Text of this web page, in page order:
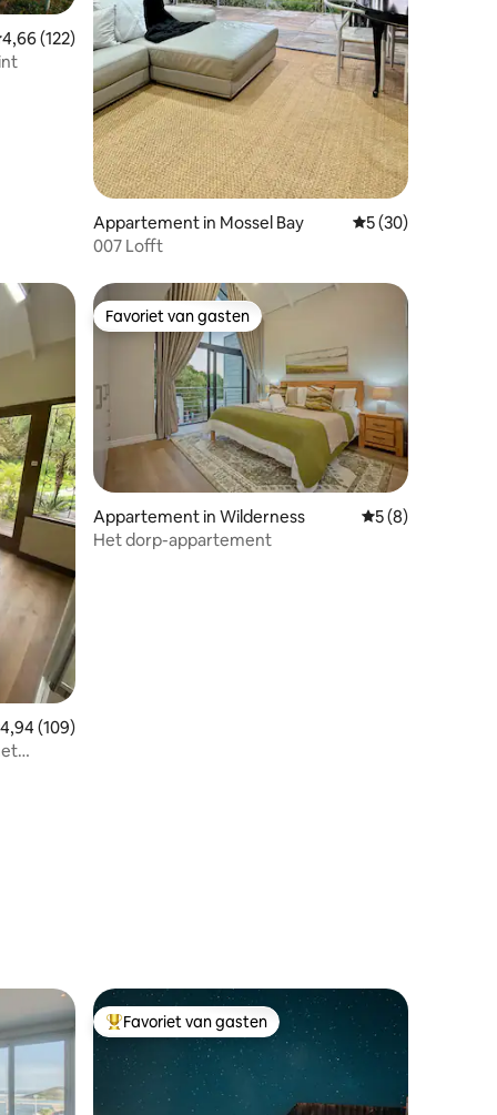
beoordeling van 4,66 uit 5, 122 recensies
4,66 (122)
Appartement in Mossel Bay Gemiddelde
5 (30)
007 Lofft
beoordeling van 4,94 uit 5, 109 recensies
4,94 (109)
Favoriet van gasten
Favoriet van gasten
Appartement in Wilderness Gemiddelde
5 (8)
Het dorp-appartement
Topfavoriet van gasten
Favoriet van gasten